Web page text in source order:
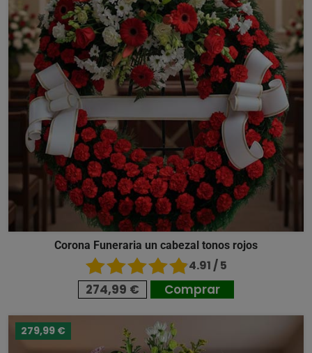
Corona Funeraria un cabezal tonos rojos
4.91 / 5
274,99 € Comprar
279,99 €